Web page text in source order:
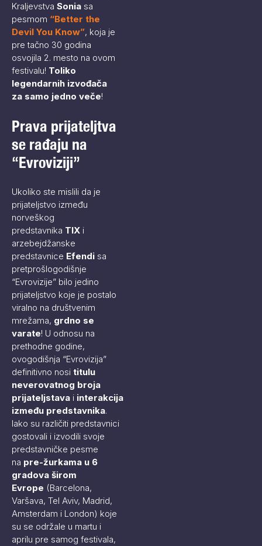
Kraljevstva Sonia sa
pesmom “Better the
Devil You Know”, koja je
pre tačno 30 godina
osvojila 2. mesto na ovom
festivalu! Toliko
legendarnih izvođača
za samo jedno veče!
Prava prijateljtva
se rađaju na
“Evroviziji”
Ukoliko ste mislili da je
prijateljstvo između
norveškog
predstavnika TIX i
arzebejdžanske
predstavnice Efendi sa
pretprošlogodišnje
“Evrovizije” bilo jedino
prijateljstvo koje je postalo
viralno na društvenim
mrežama, grdno se
varate! U odnosu na
prethodne godine,
ovogodišnja “Evrovizija”
definitivno nosi titulu
neverovatnog broja
prijateljstava i interakcija
između predstavnika.
Iako su različiti predstavnici
gostovali i izvodili svoje
predstavničke pesme
na pre-žurkama u 6
gradova širom
Evrope (Barcelona,
Varšava, Tel Aviv, Madrid,
Amsterdam i London) koje
su se održale u martu i
aprilu pre samog festivala,